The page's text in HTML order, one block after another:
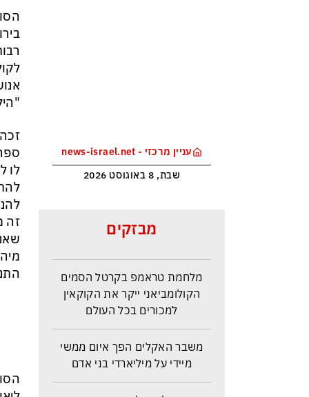
עניין מרכזי - news-israel.net
שבת, 8 באוגוסט 2026
מבזקים
כזה…
מלחמת טראמפ בקרטל הסמים
הקולומביאני ייקר את הקוקאין
למכורים בכל העולם
משבר האקלים הפך איום ממשי
מיידי על מיליארדי בני אדם
סין מעלה הילוך במרוץ הבינה
לו
זה